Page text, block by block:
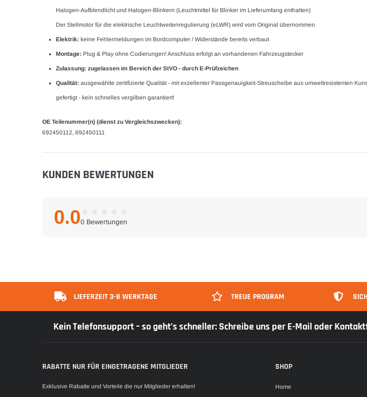
Halogen-Aufblendlicht und Halogen-Blinkern (Leuchtmittel für Blinker im Lieferumfang enthalten)
Der Stellmotor für die elektrische Leuchtweitenregulierung (eLWR) wird vom Original übernommen
Elektrik: keine Fehlermeldungen im Bordcomputer / Widerstände bereits verbaut
Montage: Plug & Play ohne Codierungen! Anschluss erfolgt an vorhandenen Fahrzeugstecker
Zulassung: zugelassen im Bereich der StVO - durch E-Prüfzeichen
Qualität: ausgewählte zertifizierte Qualität - mit exzellenter Passgenauigkeit-Streuscheibe aus umweltresistenten
gefertigt - kein schnelles vergilben garantiert!
OE Teilenummer(n) (dienst zu Vergleichszwecken):
692450112, 692450111
KUNDEN BEWERTUNGEN
0.00 Bewertungen
LIEFERZEIT 3-8 WERKTAGE TREUE PROGRAM
Kein Telefonsupport – so geht’s schneller: Schreibe uns per E-Mail oder
RABATTE NUR FÜR EINGETRAGENE MITGLIEDER
Exklusive Rabatte und Vorteile die nur Mitglieder erhalten!
SHOP
Home